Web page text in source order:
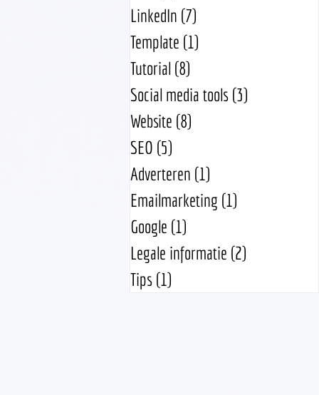
LinkedIn (7)
Template (1)
Tutorial (8)
Social media tools (3)
Website (8)
SEO (5)
Adverteren (1)
Emailmarketing (1)
Google (1)
Legale informatie (2)
Tips (1)